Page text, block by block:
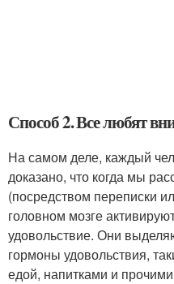
Способ 2. Все любят
На самом деле, каждый
доказано, что когда мы
(посредством переписки
головном мозге
удовольствие. Они
гормоны удовольствия,
едой, напитками и